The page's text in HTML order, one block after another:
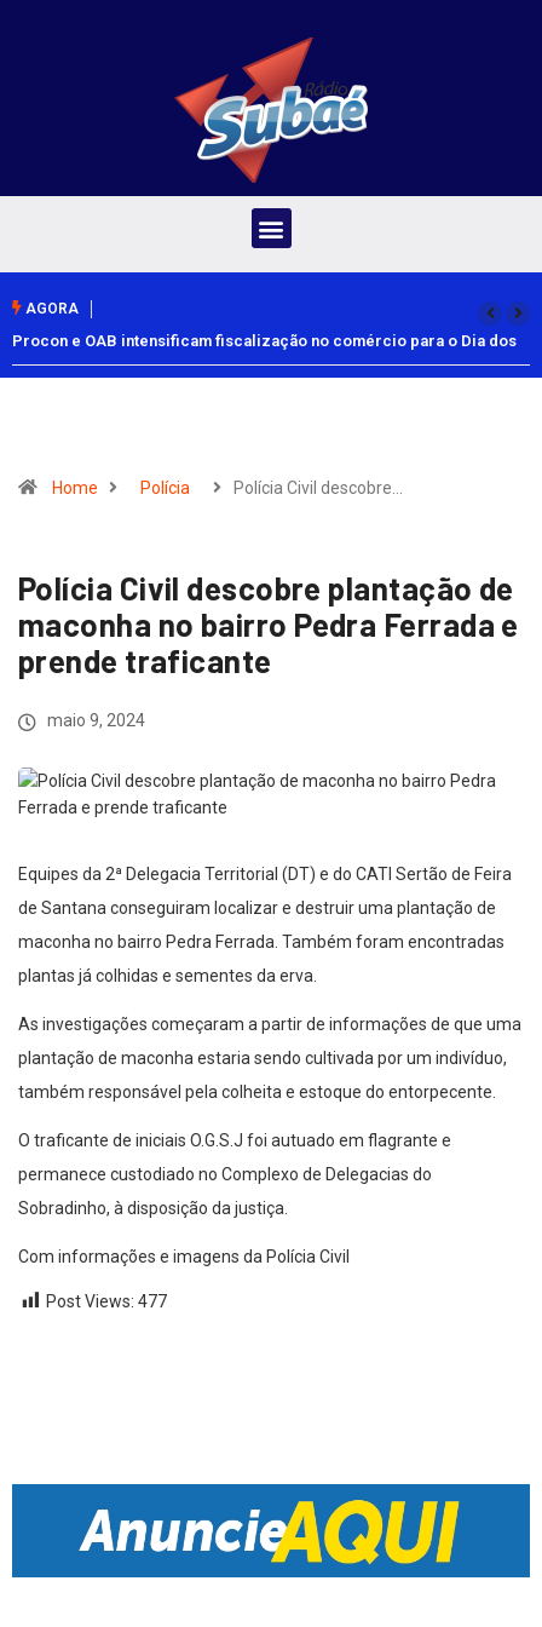
AGORA
Procon e OAB intensificam fiscalização no comércio para o Dia dos
Pais
Home Polícia Polícia Civil descobre…
Polícia Civil descobre plantação de
maconha no bairro Pedra Ferrada e
prende traficante
maio 9, 2024
Equipes da 2ª Delegacia Territorial (DT) e do CATI Sertão de Feira
de Santana conseguiram localizar e destruir uma plantação de
maconha no bairro Pedra Ferrada. Também foram encontradas
plantas já colhidas e sementes da erva.
As investigações começaram a partir de informações de que uma
plantação de maconha estaria sendo cultivada por um indivíduo,
também responsável pela colheita e estoque do entorpecente.
O traficante de iniciais O.G.S.J foi autuado em flagrante e
permanece custodiado no Complexo de Delegacias do
Sobradinho, à disposição da justiça.
Com informações e imagens da Polícia Civil
Post Views: 477